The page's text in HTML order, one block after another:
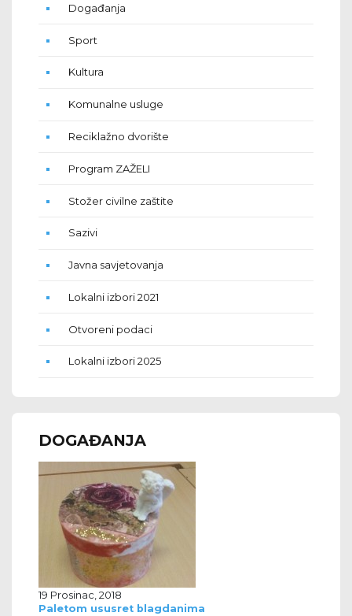
Događanja
Sport
Kultura
Komunalne usluge
Reciklažno dvorište
Program ZAŽELI
Stožer civilne zaštite
Sazivi
Javna savjetovanja
Lokalni izbori 2021
Otvoreni podaci
Lokalni izbori 2025
DOGAĐANJA
19 Prosinac, 2018
Paletom ususret blagdanima